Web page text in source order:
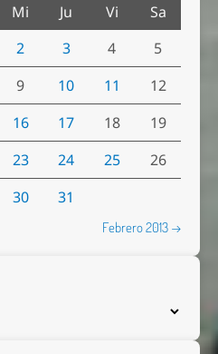
Mi Ju Vi
Sa
2 3 4
5
9 10 11
12
16 17 18
19
23 24 25
26
30 31
Febrero 2013 →